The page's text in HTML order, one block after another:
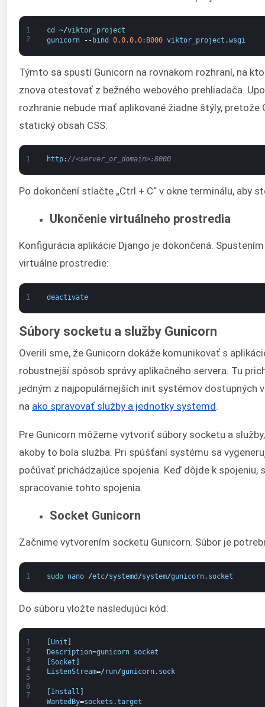
1
2
cd ~/viktor_project
gunicorn
-- bind 0.0.0.0:8000 viktor_project .wsgi
Týmto sa spustí Gunicorn na rovnakom rozhraní, na
znova otestovať z bežného webového prehliadača.
rozhranie nebude mať aplikované žiadne štýly, pretože
statický obsah CSS:
1 http: //<server_or_domain>:8000
Po dokončení stlačte „Ctrl + C“ v okne terminálu, aby
Ukončenie virtuálneho prostredia
Konfigurácia aplikácie Django je dokončená.
virtuálne prostredie:
1 deactivate
Súbory socketu a služby Gunicorn
Overili sme, že Gunicorn dokáže komunikovať s
robustnejší spôsob správy aplikačného servera. Tu
jedným z najpopulárnejších init systémov dostupných
na ako spravovať služby a jednotky systemd
Pre Gunicorn môžeme vytvoriť súbory socketu a
akoby to bola služba. Pri spúšťaní systému sa
počúvať prichádzajúce spojenia. Keď dôjde k
spracovanie tohto spojenia.
Socket Gunicorn
Začnime vytvorením socketu Gunicorn. Súbor je
1 sudo nano /etc/systemd /system/gunicorn. socket
Do súboru vložte nasledujúci kód:
1
2
3
4
5
6
7
Unit
Description=gunicorn socket
[Socket ]
ListenStream=/ run/gunicorn. sock
Install
WantedBy=sockets .target